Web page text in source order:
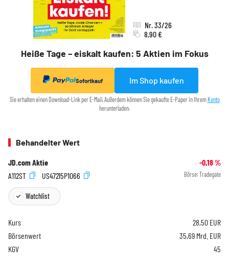
Heiße Tage – eiskalt kaufen: 5 Aktien im Fokus
Nr. 33/26
8,90 €
Sofortkauf Im Shop kaufen
Sie erhalten einen Download-Link per E-Mail. Außerdem können Sie gekaufte E-Paper in Ihrem Konto
herunterladen.
Behandelter Wert
JD.com Aktie -0,18%
A112ST
US47215P1066 Börse: Tradegate
Watchlist
Kurs 28,50 EUR
Börsenwert
35,69 Mrd. EUR
KGV
45